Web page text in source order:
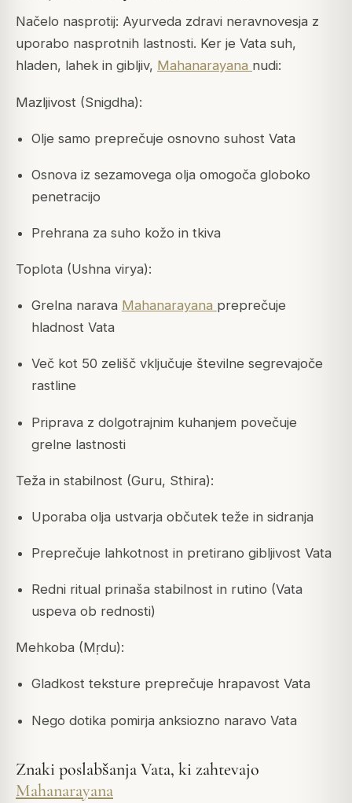
Načelo nasprotij: Ayurveda zdravi neravnovesja z
uporabo nasprotnih lastnosti. Ker je Vata suh,
hladen, lahek in gibljiv, Mahanarayana nudi:
Mazljivost (Snigdha):
Olje samo preprečuje osnovno suhost Vata
Osnova iz sezamovega olja omogoča globoko
penetracijo
Prehrana za suho kožo in tkiva
Toplota (Ushna virya):
Grelna narava Mahanarayana preprečuje
hladnost Vata
Več kot 50 zelišč vključuje številne segrevajoče
rastline
Priprava z dolgotrajnim kuhanjem povečuje
grelne lastnosti
Teža in stabilnost (Guru, Sthira):
Uporaba olja ustvarja občutek teže in sidranja
Preprečuje lahkotnost in pretirano gibljivost Vata
Redni ritual prinaša stabilnost in rutino (Vata
uspeva ob rednosti)
Mehkoba (Mṛdu):
Gladkost teksture preprečuje hrapavost Vata
Nego dotika pomirja anksiozno naravo Vata
Znaki poslabšanja Vata, ki zahtevajo
Mahanarayana